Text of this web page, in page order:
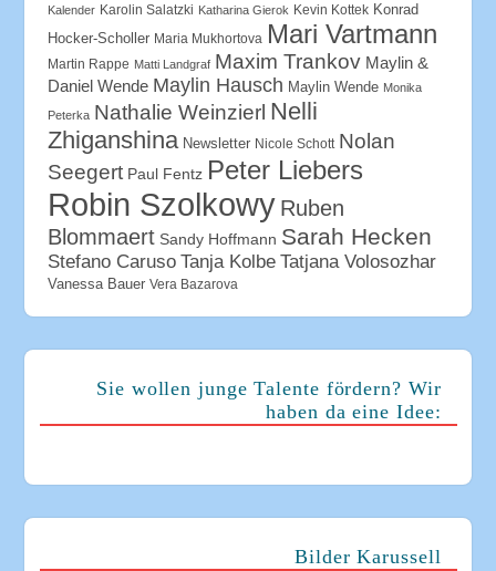
Kalender Karolin Salatzki Katharina Gierok Kevin Kottek Konrad
Hocker-Scholler Maria Mukhortova Mari Vartmann
Martin Rappe Matti Landgraf Maxim Trankov Maylin &
Daniel Wende Maylin Hausch Maylin Wende Monika
Peterka Nathalie Weinzierl Nelli
Zhiganshina Newsletter Nicole Schott Nolan
Seegert Paul Fentz Peter Liebers
Robin Szolkowy Ruben
Blommaert Sandy Hoffmann Sarah Hecken
Stefano Caruso Tanja Kolbe Tatjana Volosozhar
Vanessa Bauer Vera Bazarova
Sie wollen junge Talente fördern? Wir
haben da eine Idee:
Bilder Karussell